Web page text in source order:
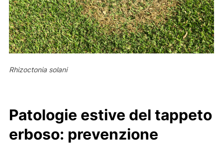
Rhizoctonia solani
Patologie estive del tappeto
erboso: prevenzione